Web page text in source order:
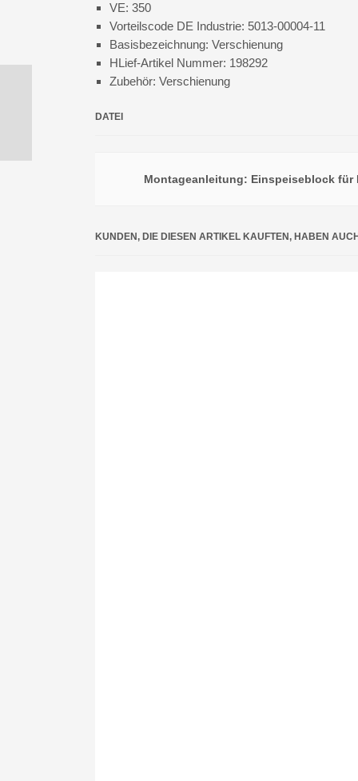
VE: 350
Vorteilscode DE Industrie: 5013-00004-11
Basisbezeichnung: Verschienung
HLief-Artikel Nummer: 198292
Zubehör: Verschienung
DATEI
Montageanleitung: Einspeiseblock für
KUNDEN, DIE DIESEN ARTIKEL KAUFTEN, HABEN